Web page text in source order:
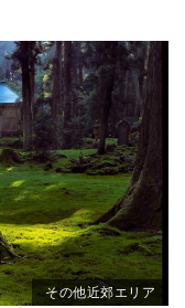
その他近郊エリア